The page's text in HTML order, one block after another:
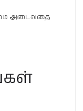
அடைவதை